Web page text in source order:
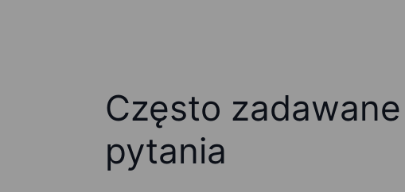
Często zadawane
pytania